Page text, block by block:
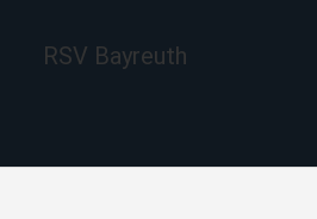
RSV Bayreuth